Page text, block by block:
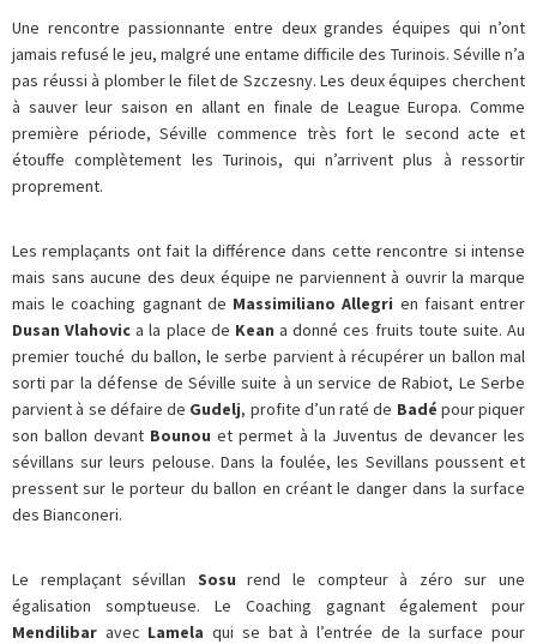
Une rencontre passionnante entre deux grandes équipes qui n’ont
jamais refusé le jeu, malgré une entame difficile des Turinois. Séville n’a
pas réussi à plomber le filet de Szczesny. Les deux équipes cherchent
à sauver leur saison en allant en finale de League Europa. Comme
première période, Séville commence très fort le second acte et
étouffe complètement les Turinois, qui n’arrivent plus à ressortir
proprement.
Les remplaçants ont fait la différence dans cette rencontre si intense
mais sans aucune des deux équipe ne parviennent à ouvrir la marque
mais le coaching gagnant de Massimiliano Allegri en faisant entrer
Dusan Vlahovica la place de Kean a donné ces fruits toute suite. Au
premier touché du ballon, le serbe parvient à récupérer un ballon mal
sorti par la défense de Séville suite à un service de Rabiot, Le Serbe
parvient à se défaire de Gudelj, profite d’un raté de Badé pour piquer
son ballon devant Bounou et permet à la Juventus de devancer les
sévillans sur leurs pelouse. Dans la foulée, les Sevillans poussent et
pressent sur le porteur du ballon en créant le danger dans la surface
des Bianconeri.
Le remplaçant sévillan Sosu rend le compteur à zéro sur une
égalisation somptueuse. Le Coaching gagnant également pour
Mendilibar avec Lamela qui se bat à l’entrée de la surface pour